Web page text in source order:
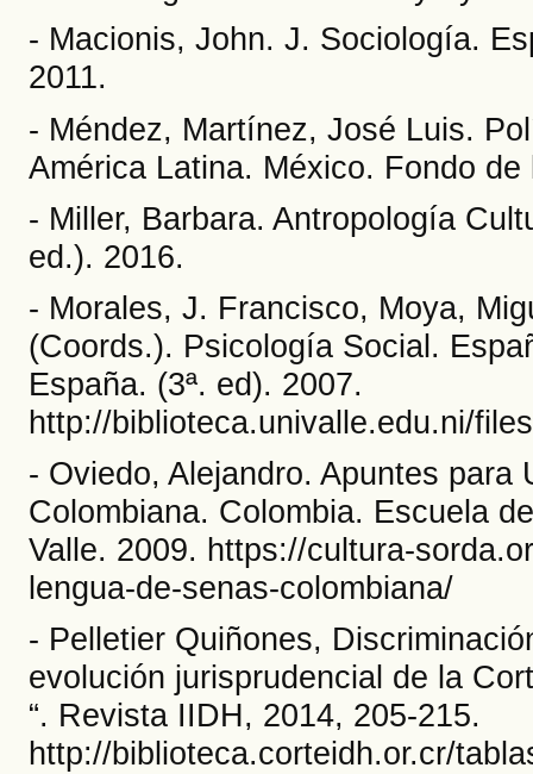
- Macionis, John. J. Sociología.
2011.
- Méndez, Martínez, José Luis.
América Latina. México. Fondo
- Miller, Barbara. Antropología
ed.). 2016.
- Morales, J. Francisco, Moya,
(Coords.). Psicología Social.
España. (3ª. ed). 2007.
http://biblioteca.univalle.edu.ni/
- Oviedo, Alejandro. Apuntes
Colombiana. Colombia. Escuela
Valle. 2009. https://cultura-
lengua-de-senas-colombiana/
- Pelletier Quiñones,
evolución jurisprudencial de la
“. Revista IIDH, 2014, 205-215.
http://biblioteca.corteidh.or.cr/